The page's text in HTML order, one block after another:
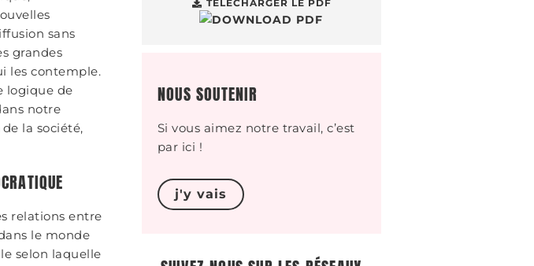
sans
grandes
les contemple.
logique de
notre
la société,
relations entre
le monde
selon laquelle
TÉLÉCHARGER LE PDF
NOUS SOUTENIR
Si vous aimez notre travail, c’est
par ici !
j'y vais